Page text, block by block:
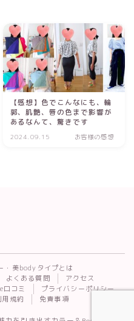
【感想】色でこんなにも、輪
郭、肌艶、唇の色まで影響が
あるなんて、驚きです
2024.09.15 お客様の感想
・美bodyタイプとは
よくある質問
アクセス
口コミ
プライバシーポリシー
用規約 免責事項